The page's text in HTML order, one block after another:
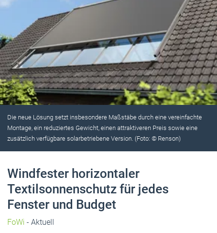
Die neue Lösung setzt insbesondere Maßstäbe durch eine vereinfachte
Montage, ein reduziertes Gewicht, einen attraktiveren Preis sowie eine
zusätzlich verfügbare solarbetriebene Version. (Foto: © Renson)
Windfester horizontaler
Textilsonnenschutz für jedes
Fenster und Budget
FoWi - Aktuell